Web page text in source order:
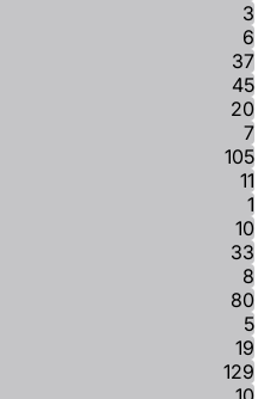
3
6
37
45
20
7
105
11
1
10
33
8
80
5
19
129